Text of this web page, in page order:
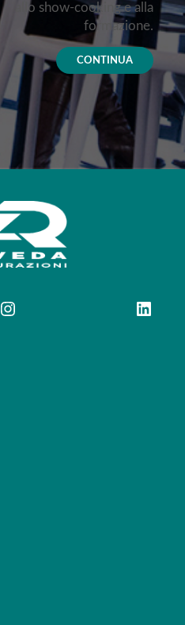
allo show-cooking e alla
formazione.
CONTINUA
Instagram LinkedIn